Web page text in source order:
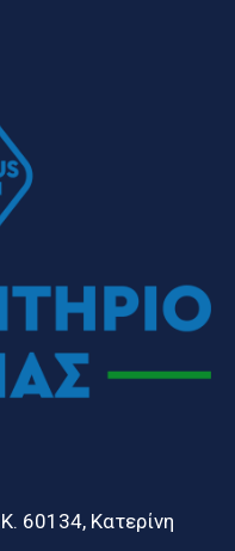
60134, Κατερίνη